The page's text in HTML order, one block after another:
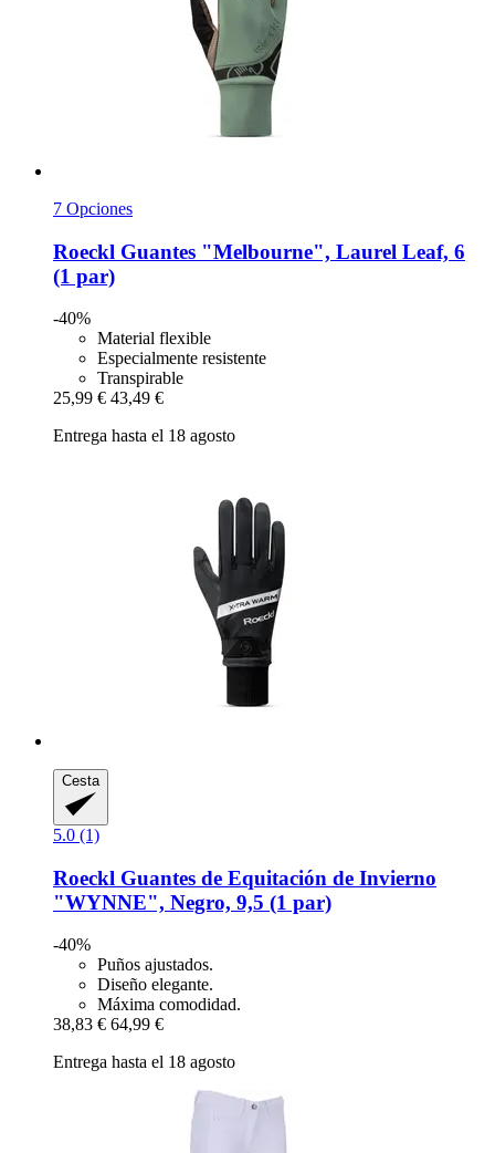
7 Opciones
Roeckl Guantes "Melbourne", Laurel Leaf, 6
(1 par)
-40%
Material flexible
Especialmente resistente
Transpirable
25,99 € 43,49 €
Entrega hasta el 18 agosto
Cesta
5.0 (1)
Roeckl Guantes de Equitación de Invierno
"WYNNE", Negro, 9,5 (1 par)
-40%
Puños ajustados.
Diseño elegante.
Máxima comodidad.
38,83 € 64,99 €
Entrega hasta el 18 agosto